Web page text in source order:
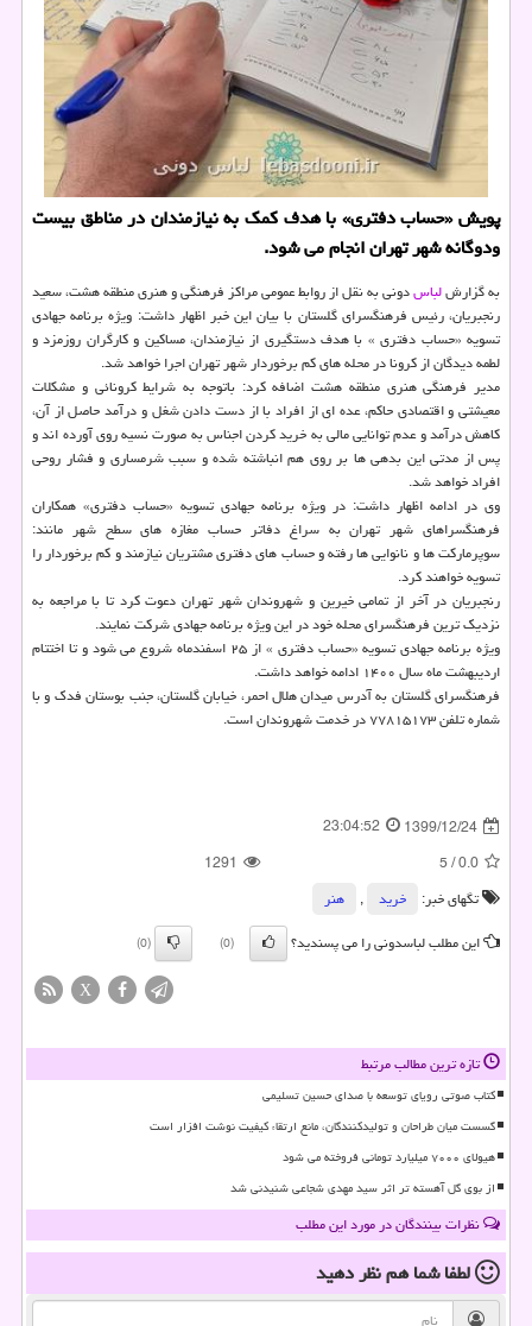
پویش «حساب دفتری» با هدف کمک به نیازمندان در مناطق بیست
ودوگانه شهر تهران انجام می شود.
به گزارشلباسدونی به نقل از روابط عمومی مراکز فرهنگی و هنری منطقه هشت، سعید
رنجبریان، رئیس فرهنگسرای گلستان با بیان این خبر اظهار داشت: ویژه برنامه جهادی
تسویه «حساب دفتری » با هدف دستگیری از نیازمندان، مساکین و کارگران روزمزد و
لطمه دیدگان از کرونا در محله های کم برخوردار شهر تهران اجرا خواهد شد.
مدیر فرهنگی هنری منطقه هشت اضافه کرد: باتوجه به شرایط کرونائی و مشکلات
معیشتی و اقتصادی حاکم، عده ای از افراد با از دست دادن شغل و درآمد حاصل از آن،
کاهش درآمد و عدم توانایی مالی به خرید کردن اجناس به صورت نسیه روی آورده اند و
پس از مدتی این بدهی ها بر روی هم انباشته شده و سبب شرمساری و فشار روحی
افراد خواهد شد.
وی در ادامه اظهار داشت: در ویژه برنامه جهادی تسویه «حساب دفتری» همکاران
فرهنگسراهای شهر تهران به سراغ دفاتر حساب مغازه های سطح شهر مانند:
سوپرمارکت ها و نانوایی ها رفته و حساب های دفتری مشتریان نیازمند و کم برخوردار را
تسویه خواهند کرد.
رنجبریان در آخر از تمامی خیرین و شهروندان شهر تهران دعوت کرد تا با مراجعه به
نزدیک ترین فرهنگسرای محله خود در این ویژه برنامه جهادی شرکت نمایند.
ویژه برنامه جهادی تسویه «حساب دفتری » از ۲۵ اسفندماه شروع می شود و تا اختتام
اردیبهشت ماه سال ۱۴۰۰ ادامه خواهد داشت.
فرهنگسرای گلستان به آدرس میدان هلال احمر، خیابان گلستان، جنب بوستان فدک و با
شماره تلفن ۷۷۸۱۵۱۷۳ در خدمت شهروندان است.
1399/12/24
23:04:52
0.0
/
5
1291
تگهای خبر:
خرید ,
هنر
این مطلب لباسدونی را می پسندید؟
(0)
(0)
X
تازه ترین مطالب مرتبط
کتاب صوتی رویای توسعه با صدای حسین تسلیمی
گسست میان طراحان و تولیدکنندگان، مانع ارتقاء کیفیت نوشت افزار است
هیولای ۷۰۰۰ میلیارد تومانی فروخته می شود
از بوی گل آهسته تر اثر سید مهدی شجاعی شنیدنی شد
نظرات بینندگان در مورد این مطلب
لطفا شما همنظر دهید